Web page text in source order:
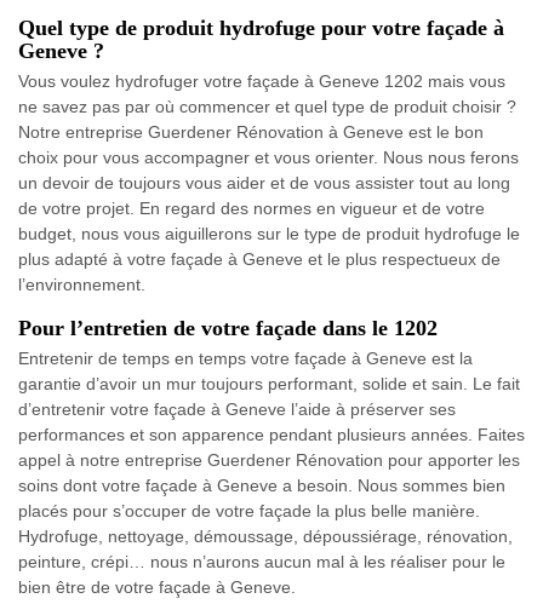
Quel type de produit hydrofuge pour votre façade à
Geneve ?
Vous voulez hydrofuger votre façade à Geneve 1202 mais vous
ne savez pas par où commencer et quel type de produit choisir ?
Notre entreprise Guerdener Rénovation à Geneve est le bon
choix pour vous accompagner et vous orienter. Nous nous ferons
un devoir de toujours vous aider et de vous assister tout au long
de votre projet. En regard des normes en vigueur et de votre
budget, nous vous aiguillerons sur le type de produit hydrofuge le
plus adapté à votre façade à Geneve et le plus respectueux de
l’environnement.
Pour l’entretien de votre façade dans le 1202
Entretenir de temps en temps votre façade à Geneve est la
garantie d’avoir un mur toujours performant, solide et sain. Le fait
d’entretenir votre façade à Geneve l’aide à préserver ses
performances et son apparence pendant plusieurs années. Faites
appel à notre entreprise Guerdener Rénovation pour apporter les
soins dont votre façade à Geneve a besoin. Nous sommes bien
placés pour s’occuper de votre façade la plus belle manière.
Hydrofuge, nettoyage, démoussage, dépoussiérage, rénovation,
peinture, crépi… nous n’aurons aucun mal à les réaliser pour le
bien être de votre façade à Geneve.